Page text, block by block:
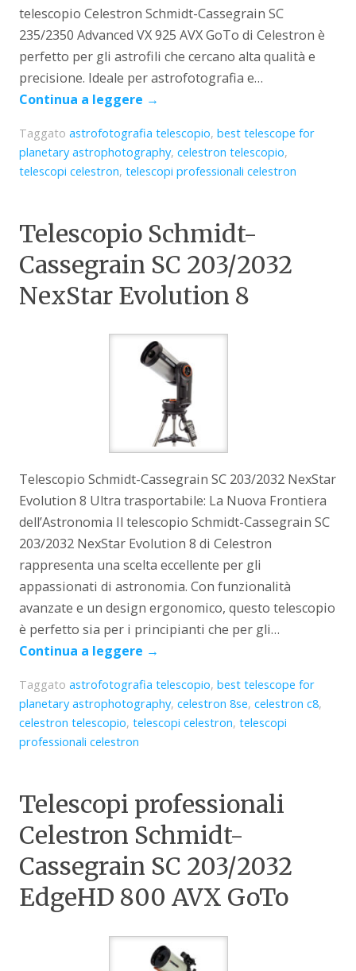
telescopio Celestron Schmidt-Cassegrain SC
235/2350 Advanced VX 925 AVX GoTo di Celestron è
perfetto per gli astrofili che cercano alta qualità e
precisione. Ideale per astrofotografia e…
Continua a leggere →
Taggatoastrofotografia telescopio,best telescope for
planetary astrophotography,celestron telescopio,
telescopi celestron,telescopi professionali celestron
Telescopio Schmidt-
Cassegrain SC 203/2032
NexStar Evolution 8
Telescopio Schmidt-Cassegrain SC 203/2032 NexStar
Evolution 8 Ultra trasportabile: La Nuova Frontiera
dell’Astronomia Il telescopio Schmidt-Cassegrain SC
203/2032 NexStar Evolution 8 di Celestron
rappresenta una scelta eccellente per gli
appassionati di astronomia. Con funzionalità
avanzate e un design ergonomico, questo telescopio
è perfetto sia per i principianti che per gli…
Continua a leggere →
Taggatoastrofotografia telescopio,best telescope for
planetary astrophotography,celestron 8se,celestron c8,
celestron telescopio,telescopi celestron,telescopi
professionali celestron
Telescopi professionali
Celestron Schmidt-
Cassegrain SC 203/2032
EdgeHD 800 AVX GoTo